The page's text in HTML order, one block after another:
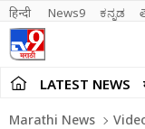
हिन्दी News9 ಕನ್ನಡ
LATEST NEWS
Marathi News